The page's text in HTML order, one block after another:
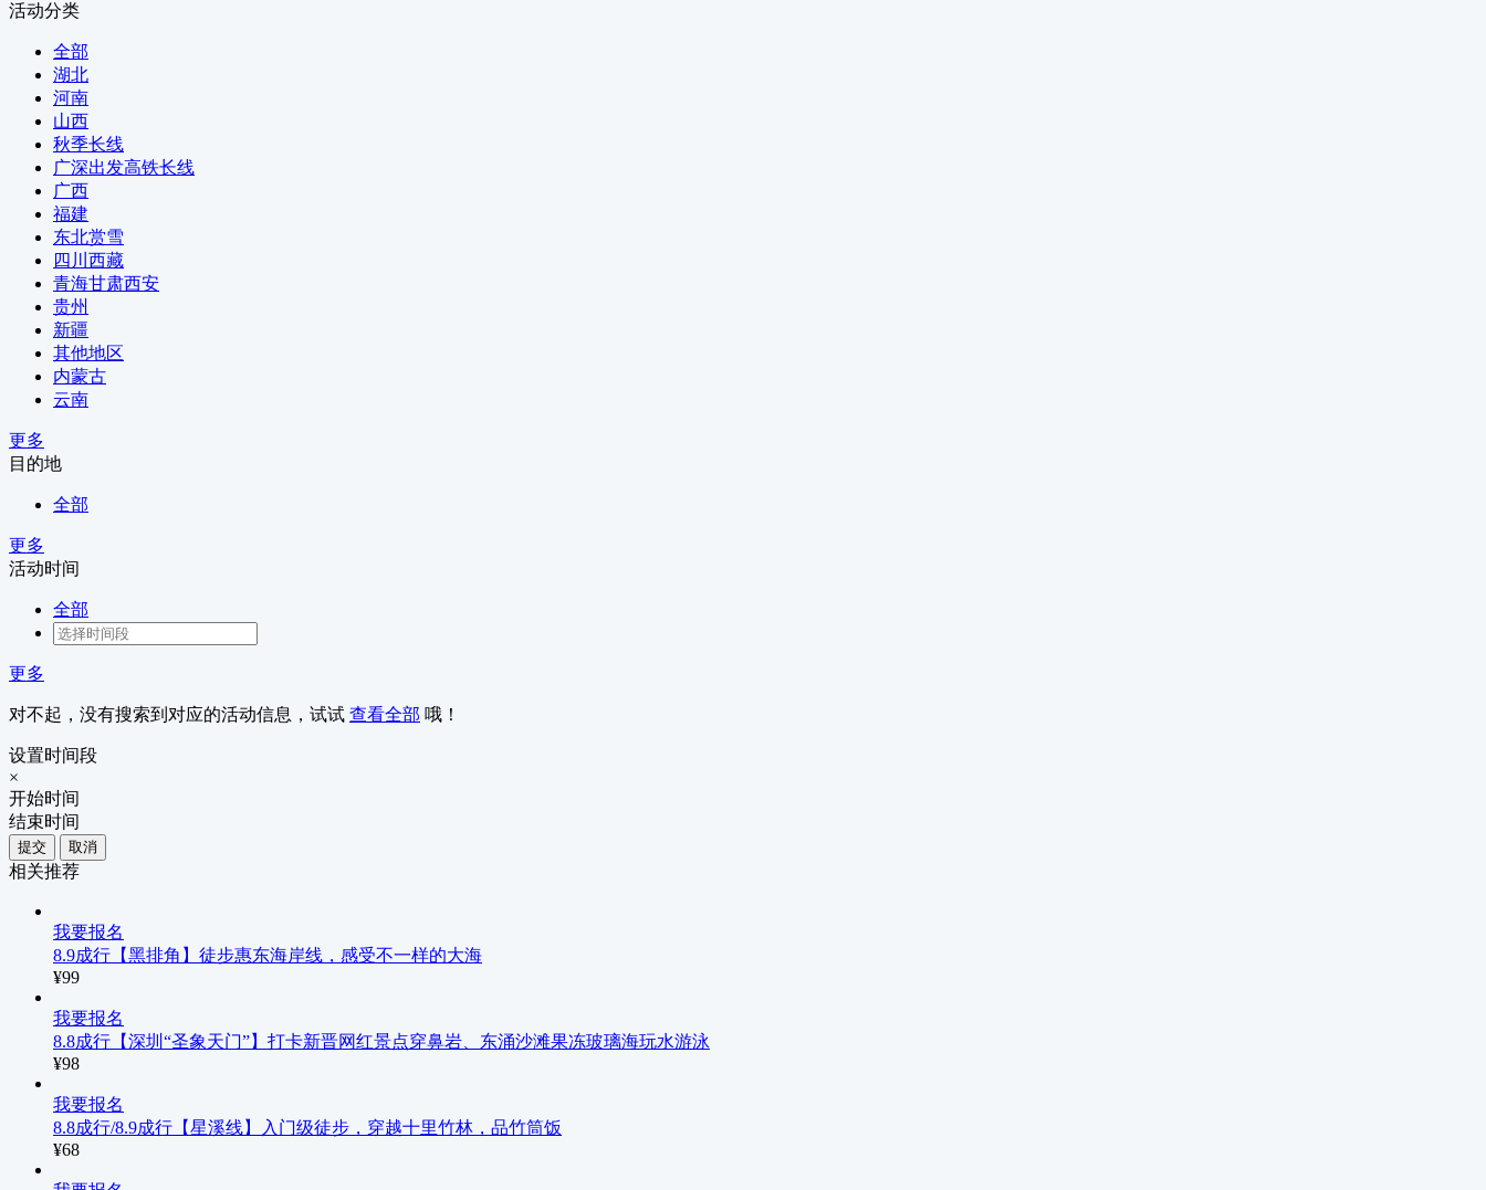
活动分类
全部
湖北
河南
山西
秋季长线
广深出发高铁长线
广西
福建
东北赏雪
四川西藏
青海甘肃西安
贵州
新疆
其他地区
内蒙古
云南
更多
目的地
全部
更多
活动时间
全部
更多
对不起，没有搜索到对应的活动信息，试试 查看全部 哦！
设置时间段
×
开始时间
结束时间
提交 取消
相关推荐
我要报名
8.9成行【黑排角】徒步惠东海岸线，感受不一样的大海
¥99
我要报名
8.8成行【深圳“圣象天门”】打卡新晋网红景点穿鼻岩、东涌沙滩果冻玻璃海玩水游泳
¥98
我要报名
8.8成行/8.9成行【星溪线】入门级徒步，穿越十里竹林，品竹筒饭
¥68